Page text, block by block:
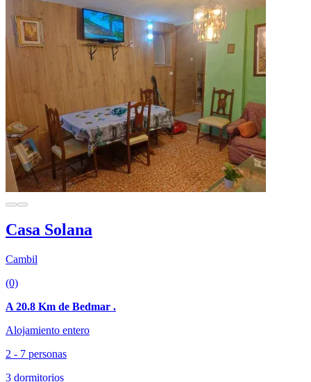
Casa Solana
Cambil
(0)
A 20.8 Km de Bedmar .
Alojamiento entero
2 - 7 personas
3 dormitorios